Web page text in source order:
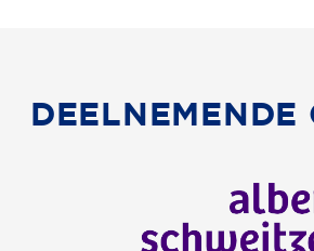
DEELNEMENDE